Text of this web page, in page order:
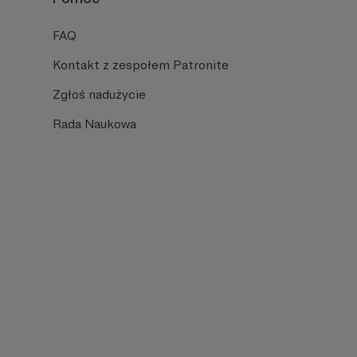
FAQ
Kontakt z zespołem Patronite
Zgłoś nadużycie
Rada Naukowa